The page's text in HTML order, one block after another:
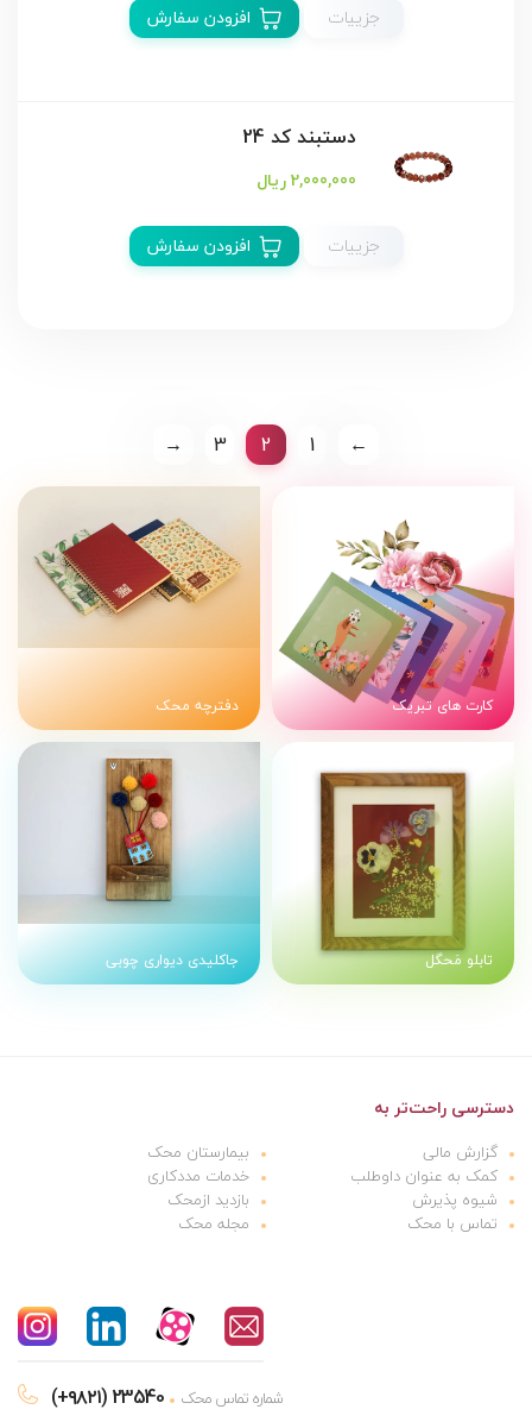
جزییات افزودن سفارش
دستبند كد 24
2,000,000 ریال
جزییات افزودن سفارش
←
1
2
3
→
کارت های تبریک دفترچه محک
تابلو مَحگل جاکلیدی دیواری چوبی
دسترسی راحت‌تر به
گزارش مالی
بیمارستان محک
کمک به عنوان داوطلب
خدمات مددکاری
شیوه پذیرش
بازدید ازمحک
تماس با محک
مجله محک
(+۹۸۲۱) 23540 شماره تماس محک